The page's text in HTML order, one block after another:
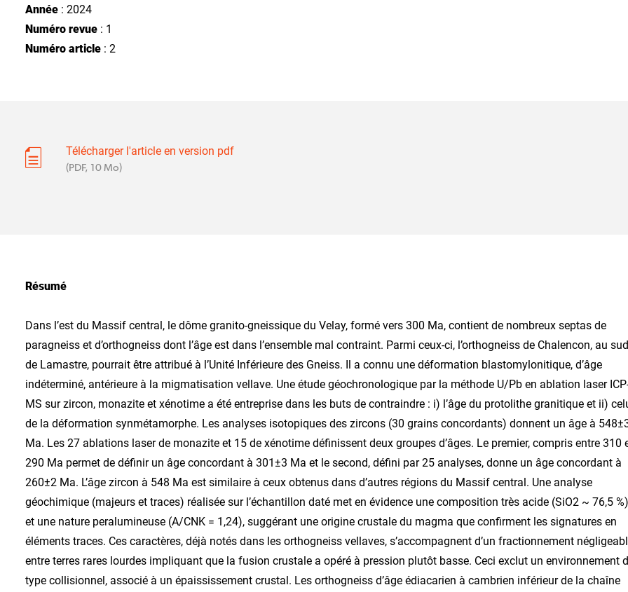
Année : 2024
Numéro revue : 1
Numéro article : 2
Télécharger l'article en version pdf
(PDF, 10 Mo)
Résumé
Dans l’est du Massif central, le dôme granito-gneissique du Velay, formé vers 300 Ma, contient de nombreux septas de
paragneiss et d’orthogneiss dont l’âge est dans l’ensemble mal contraint. Parmi ceux-ci, l’orthogneiss de Chalencon, au sud
de Lamastre, pourrait être attribué à l’Unité Inférieure des Gneiss. Il a connu une déformation blastomylonitique, d’âge
indéterminé, antérieure à la migmatisation vellave. Une étude géochronologique par la méthode U/Pb en ablation laser
MS sur zircon, monazite et xénotime a été entreprise dans les buts de contraindre : i) l’âge du protolithe granitique et ii)
de la déformation synmétamorphe. Les analyses isotopiques des zircons (30 grains concordants) donnent un âge à
Ma. Les 27 ablations laser de monazite et 15 de xénotime définissent deux groupes d’âges. Le premier, compris entre 310
290 Ma permet de définir un âge concordant à 301±3 Ma et le second, défini par 25 analyses, donne un âge concordant à
260±2 Ma. L’âge zircon à 548 Ma est similaire à ceux obtenus dans d’autres régions du Massif central. Une analyse
géochimique (majeurs et traces) réalisée sur l’échantillon daté met en évidence une composition très acide (SiO2 ~ 76,5 %)
et une nature peralumineuse (A/CNK = 1,24), suggérant une origine crustale du magma que confirment les signatures en
éléments traces. Ces caractères, déjà notés dans les orthogneiss vellaves, s’accompagnent d’un fractionnement
entre terres rares lourdes impliquant que la fusion crustale a opéré à pression plutôt basse. Ceci exclut un environnement
type collisionnel, associé à un épaississement crustal. Les orthogneiss d’âge édiacarien à cambrien inférieur de la chaîne